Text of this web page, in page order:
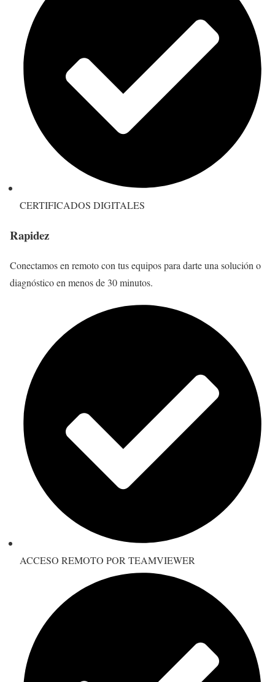
CERTIFICADOS DIGITALES
Rapidez
Conectamos en remoto con tus equipos para darte una solución o
diagnóstico en menos de 30 minutos.
ACCESO REMOTO POR TEAMVIEWER